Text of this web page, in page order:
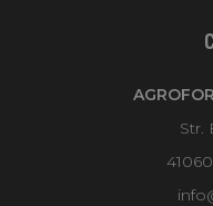
Str.